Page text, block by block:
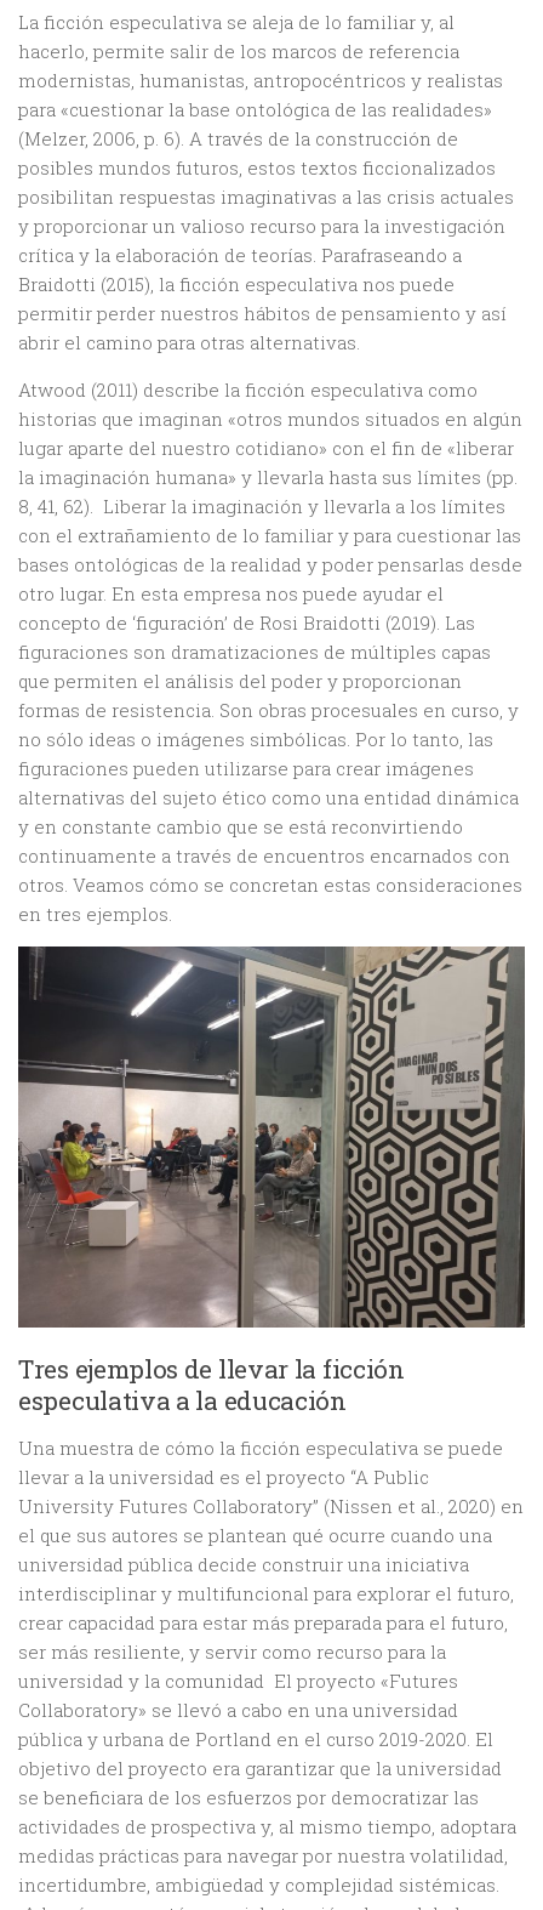
La ficción especulativa se aleja de lo familiar y, al
hacerlo, permite salir de los marcos de referencia
modernistas, humanistas, antropocéntricos y realistas
para «cuestionar la base ontológica de las realidades»
(Melzer, 2006, p. 6). A través de la construcción de
posibles mundos futuros, estos textos ficcionalizados
posibilitan respuestas imaginativas a las crisis actuales
y proporcionar un valioso recurso para la investigación
crítica y la elaboración de teorías. Parafraseando a
Braidotti (2015), la ficción especulativa nos puede
permitir perder nuestros hábitos de pensamiento y así
abrir el camino para otras alternativas.
Atwood (2011) describe la ficción especulativa como
historias que imaginan «otros mundos situados en algún
lugar aparte del nuestro cotidiano» con el fin de «liberar
la imaginación humana» y llevarla hasta sus límites (pp.
8, 41, 62). Liberar la imaginación y llevarla a los límites
con el extrañamiento de lo familiar y para cuestionar las
bases ontológicas de la realidad y poder pensarlas desde
otro lugar. En esta empresa nos puede ayudar el
concepto de ‘figuración’ de Rosi Braidotti (2019). Las
figuraciones son dramatizaciones de múltiples capas
que permiten el análisis del poder y proporcionan
formas de resistencia. Son obras procesuales en curso, y
no sólo ideas o imágenes simbólicas. Por lo tanto, las
figuraciones pueden utilizarse para crear imágenes
alternativas del sujeto ético como una entidad dinámica
y en constante cambio que se está reconvirtiendo
continuamente a través de encuentros encarnados con
otros. Veamos cómo se concretan estas consideraciones
en tres ejemplos.
Tres ejemplos de llevar la ficción
especulativa a la educación
Una muestra de cómo la ficción especulativa se puede
llevar a la universidad es el proyecto “A Public
University Futures Collaboratory” (Nissen et al., 2020) en
el que sus autores se plantean qué ocurre cuando una
universidad pública decide construir una iniciativa
interdisciplinar y multifuncional para explorar el futuro,
crear capacidad para estar más preparada para el futuro,
ser más resiliente, y servir como recurso para la
universidad y la comunidad El proyecto «Futures
Collaboratory» se llevó a cabo en una universidad
pública y urbana de Portland en el curso 2019-2020. El
objetivo del proyecto era garantizar que la universidad
se beneficiara de los esfuerzos por democratizar las
actividades de prospectiva y, al mismo tiempo, adoptara
medidas prácticas para navegar por nuestra volatilidad,
incertidumbre, ambigüedad y complejidad sistémicas.